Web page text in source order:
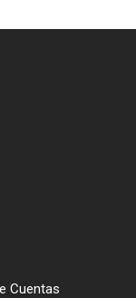
Cuentas